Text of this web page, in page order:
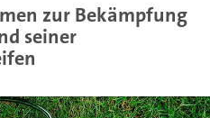
zur Bekämpfung
seiner